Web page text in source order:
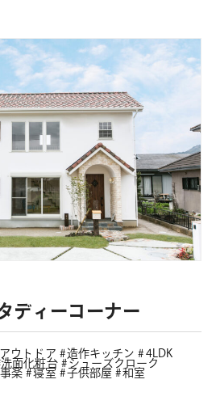
ディーコーナー
アウトドア 造作キッチン
4LDK
面化粧台
シューズクローク
楽 寝室 子供部屋 和室